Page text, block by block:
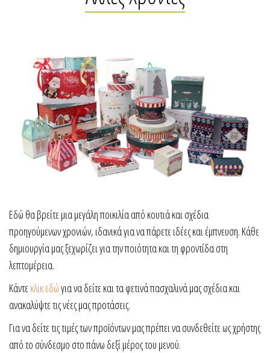
Εδώ θα βρείτε μια μεγάλη ποικιλία από κουτιά και σχέδια
προηγούμενων χρονιών, ιδανικά για να πάρετε ιδέες και έμπνευση. Κάθε
δημιουργία μας ξεχωρίζει για την ποιότητα και τη φροντίδα στη
λεπτομέρεια.
Κάντε κλικ εδώγια να δείτε και τα φετινά πασχαλινά μας σχέδια και
ανακαλύψτε τις νέες μας προτάσεις.
Για να δείτε τις τιμές των προϊόντων μας πρέπει να συνδεθείτε ως χρήστης
από το σύνδεσμο στο πάνω δεξί μέρος του μενού.